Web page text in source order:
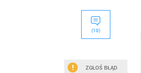
(10)
ZGŁOŚ BŁĄD